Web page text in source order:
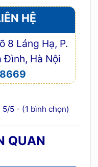
HỆ
8 Láng Hạ, P.
Đình, Hà Nội
5/5 - (1 bình chọn)
QUAN